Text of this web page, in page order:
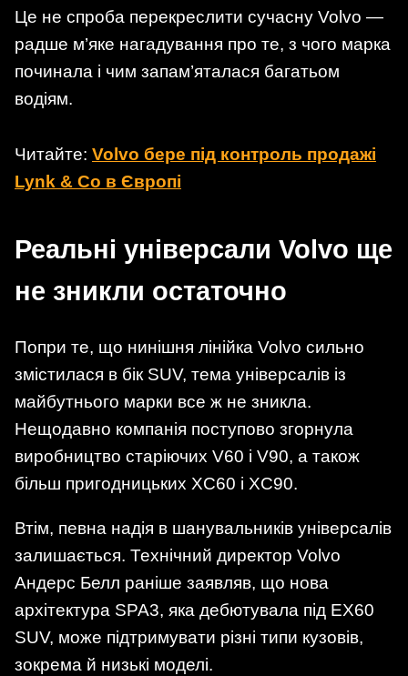
Це не спроба перекреслити сучасну Volvo —
радше м’яке нагадування про те, з чого марка
починала і чим запам’яталася багатьом
водіям.
Читайте: Volvo бере під контроль продажі
Lynk & Co в Європі
Реальні універсали Volvo ще
не зникли остаточно
Попри те, що нинішня лінійка Volvo сильно
змістилася в бік SUV, тема універсалів із
майбутнього марки все ж не зникла.
Нещодавно компанія поступово згорнула
виробництво старіючих V60 і V90, а також
більш пригодницьких XC60 і XC90.
Втім, певна надія в шанувальників універсалів
залишається. Технічний директор Volvo
Андерс Белл раніше заявляв, що нова
архітектура SPA3, яка дебютувала під EX60
SUV, може підтримувати різні типи кузовів,
зокрема й низькі моделі.